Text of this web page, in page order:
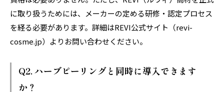
に取り扱うためには、メーカーの定める研修・認定プロセス
を経る必要があります。詳細はREVI公式サイト（revi-
cosme.jp）よりお問い合わせください。
Q2. ハーブピーリングと同時に導入できます
か？